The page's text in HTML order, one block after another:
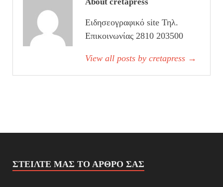
Ειδησεογραφικό site Τηλ.
Επικοινωνίας 2810 203500
View all posts by cretapress →
ΣΤΕΊΛΤΕ ΜΑΣ ΤΟ ΆΡΘΡΟ ΣΑΣ